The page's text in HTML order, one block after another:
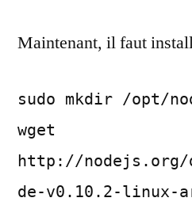
Maintenant, il faut
sudo mkdir /opt/
wget
http://
de-v0.10.2-linux-